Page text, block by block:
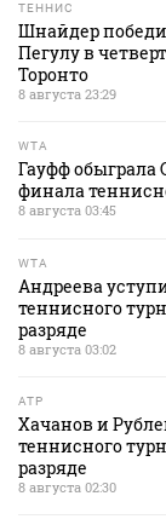
ТЕННИС
Шнайдер
Пегулу в
Торонто
8 августа 23:29
WTA
Гауфф обыграла
финала
8 августа 03:45
WTA
Андреева
теннисного
разряде
8 августа 03:02
ATP
Хачанов и
теннисного
разряде
8 августа 02:30